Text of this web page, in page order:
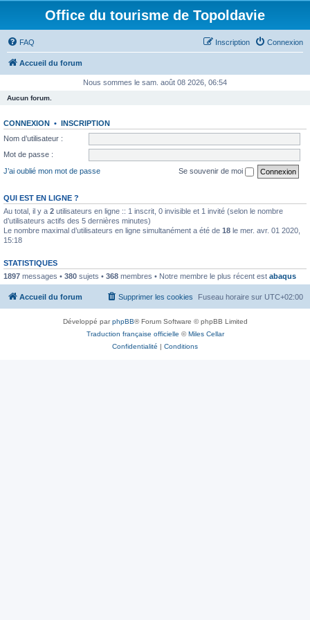
Office du tourisme de Topoldavie
FAQ Connexion
Inscription
Accueil du forum
Nous sommes le sam. août 08 2026, 06:54
Aucun forum.
CONNEXION • INSCRIPTION
Nom d’utilisateur :
Mot de passe :
J’ai oublié mon mot de passe
Se souvenir de moi
QUI EST EN LIGNE ?
Au total, il y a 2 utilisateurs en ligne :: 1 inscrit, 0 invisible et 1 invité (selon le nombre
d’utilisateurs actifs des 5 dernières minutes)
Le nombre maximal d’utilisateurs en ligne simultanément a été de 18 le mer. avr. 01 2020,
15:18
STATISTIQUES
1897 messages • 380 sujets • 368 membres • Notre membre le plus récent est abaqus
Accueil du forum Fuseau horaire sur UTC+02:00
Supprimer les cookies
Développé parphpBB® Forum Software © phpBB Limited
Traduction française officielle ©Miles Cellar
Confidentialité | Conditions